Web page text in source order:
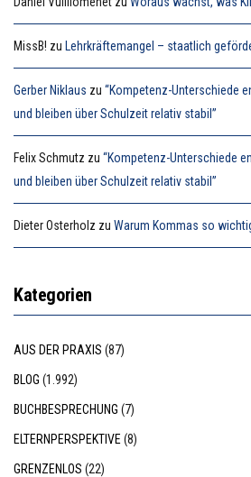
MissB! zu Lehrkräftemangel – staatlich
Gerber Niklaus zu “Kompetenz-Unterschiede
und bleiben über Schulzeit relativ stabil”
Felix Schmutz zu “Kompetenz-Unterschiede
und bleiben über Schulzeit relativ stabil”
Dieter Osterholz zu Warum Kommas so
Kategorien
AUS DER PRAXIS (87)
BLOG (1.992)
BUCHBESPRECHUNG (7)
ELTERNPERSPEKTIVE (8)
GRENZENLOS (22)